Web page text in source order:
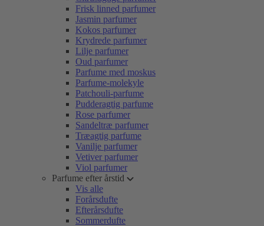
Frisk linned parfumer
Jasmin parfumer
Kokos parfumer
Krydrede parfumer
Lilje parfumer
Oud parfumer
Parfume med moskus
Parfume-molekyle
Patchouli-parfume
Pudderagtig parfume
Rose parfumer
Sandeltræ parfumer
Træagtig parfume
Vanilje parfumer
Vetiver parfumer
Viol parfumer
Parfume efter årstid
Vis alle
Forårsdufte
Efterårsdufte
Sommerdufte